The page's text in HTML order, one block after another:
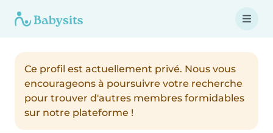
Ce profil est actuellement privé. Nous vous
encourageons à poursuivre votre recherche
pour trouver d'autres membres formidables
sur notre plateforme !